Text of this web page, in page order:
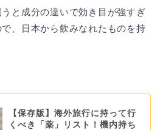
と成分の違いで効き目が強すぎ
、日本から飲みなれたものを持
【保存版】海外旅行に持って行
くべき「薬」リスト！機内持ち